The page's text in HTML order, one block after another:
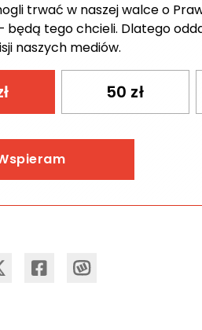
trwać w naszej walce o
będą tego chcieli. Dlatego
naszych mediów.
50 zł